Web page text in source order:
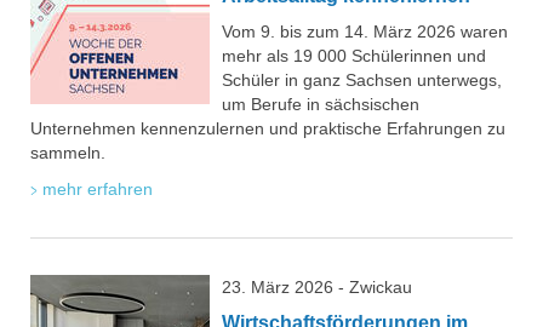
Vom 9. bis zum 14. März 2026 waren
mehr als 19 000 Schülerinnen und
Schüler in ganz Sachsen unterwegs,
um Berufe in sächsischen
Unternehmen kennenzulernen und praktische Erfahrungen zu
sammeln.
mehr erfahren
23. März 2026 - Zwickau
Wirtschaftsförderungen im